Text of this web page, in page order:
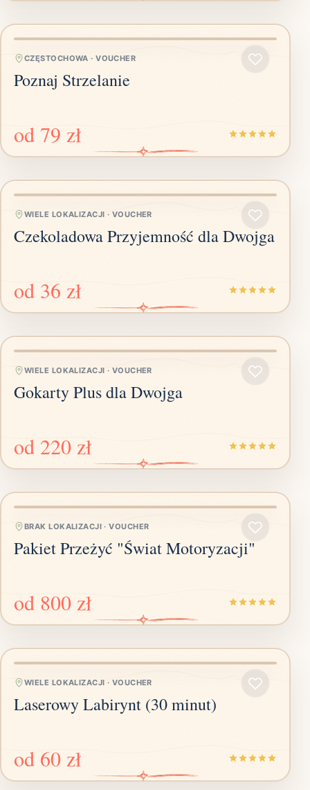
CZĘSTOCHOWA ·VOUCHER
Poznaj Strzelanie
od 79 zł
WIELE LOKALIZACJI · VOUCHER
Czekoladowa Przyjemność dla Dwojga
od 36 zł
WIELE LOKALIZACJI · VOUCHER
Gokarty Plus dla Dwojga
od 220 zł
BRAK LOKALIZACJI ·VOUCHER
Pakiet Przeżyć "Świat Motoryzacji"
od 800 zł
WIELE LOKALIZACJI · VOUCHER
Laserowy Labirynt (30 minut)
od 60 zł